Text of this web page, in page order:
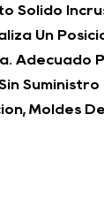
Sólido
Un
Adecuado
Moldes